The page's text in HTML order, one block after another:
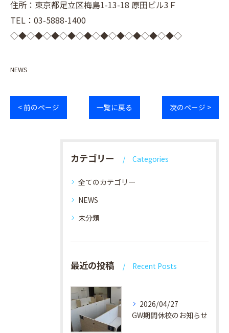
住所：東京都足立区梅島1-13-18 原田ビル3Ｆ
TEL：03-5888-1400
◇◆◇◆◇◆◇◆◇◆◇◆◇◆◇◆◇◆◇◆◇
NEWS
< 前のページ 一覧に戻る 次のページ >
カテゴリー Categories
全てのカテゴリー
NEWS
未分類
最近の投稿 Recent Posts
2026/04/27
GW期間休校のお知らせ